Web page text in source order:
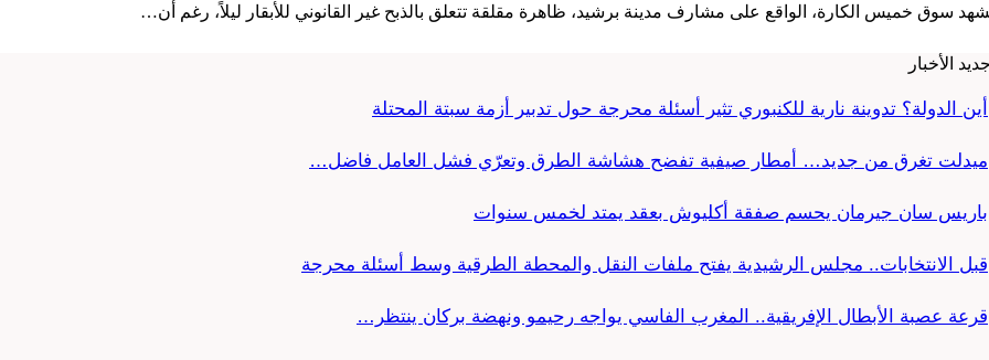
سوق خميس الكارة، الواقع على مشارف مدينة برشيد، ظاهرة مقلقة تتعلق بالذبح غير القانوني للأبقار ليلاً، رغم أن…
الأخبار
أين الدولة؟ تدوينة نارية للكنبوري تثير أسئلة محرجة حول تدبير أزمة سبتة المحتلة
ميدلت تغرق من جديد… أمطار صيفية تفضح هشاشة الطرق وتعرّي فشل العامل فاضل…
باريس سان جيرمان يحسم صفقة أكليوش بعقد يمتد لخمس سنوات
قبل الانتخابات.. مجلس الرشيدية يفتح ملفات النقل والمحطة الطرقية وسط أسئلة محرجة
قرعة عصبة الأبطال الإفريقية.. المغرب الفاسي يواجه رحيمو ونهضة بركان ينتظر…